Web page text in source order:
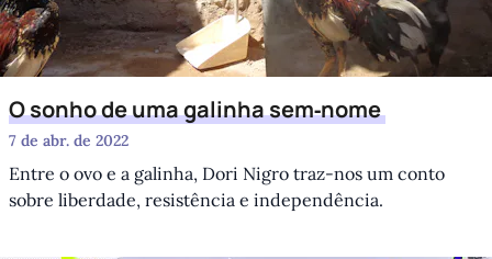
O sonho de uma galinha sem‑nome
7 de abr. de 2022
Entre o ovo e a galinha, Dori Nigro traz-nos um conto
sobre liberdade, resistência e independência.